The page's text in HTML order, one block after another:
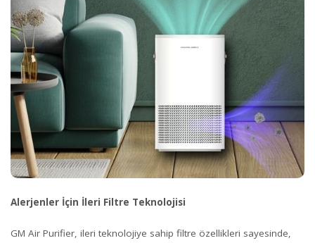
Alerjenler İçin İleri Filtre Teknolojisi
GM Air Purifier, ileri teknolojiye sahip filtre özellikleri sayesinde,